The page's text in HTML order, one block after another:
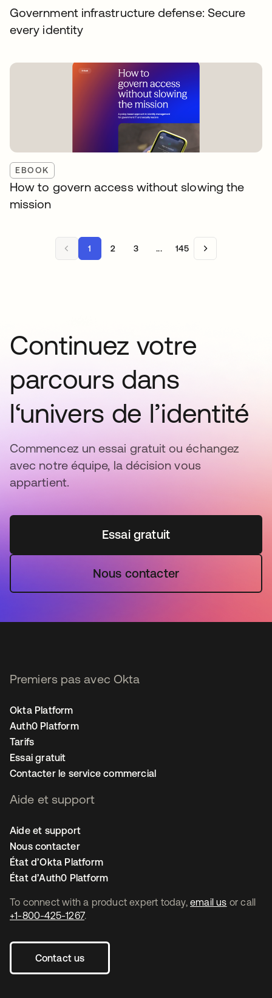
Government infrastructure defense: Secure
every identity
EBOOK
How to govern access without slowing the
mission
1 2 3 ... 145
Continuez votre
parcours dans
l‘univers de l’identité
Commencez un essai gratuit ou échangez
avec notre équipe, la décision vous
appartient.
Essai gratuit
Nous contacter
To connect with a product expert today, email us or call
+1-800-425-1267.
Contact us
Premiers pas avec Okta
Okta Platform
Auth0 Platform
Tarifs
Essai gratuit
Contacter le service commercial
Aide et support
Aide et support
Nous contacter
État d’Okta Platform
État d’Auth0 Platform